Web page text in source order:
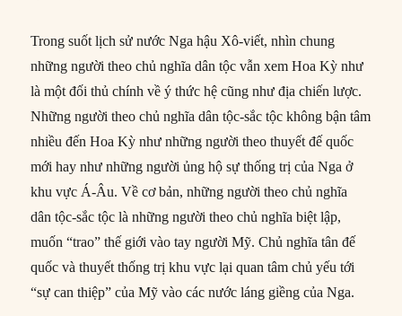
Trong suốt lịch sử nước Nga hậu Xô-viết, nhìn chung
những người theo chủ nghĩa dân tộc vẫn xem Hoa Kỳ như
là một đối thủ chính về ý thức hệ cũng như địa chiến lược.
Những người theo chủ nghĩa dân tộc-sắc tộc không bận tâm
nhiều đến Hoa Kỳ như những người theo thuyết đế quốc
mới hay như những người ủng hộ sự thống trị của Nga ở
khu vực Á-Âu. Về cơ bản, những người theo chủ nghĩa
dân tộc-sắc tộc là những người theo chủ nghĩa biệt lập,
muốn “trao” thế giới vào tay người Mỹ. Chủ nghĩa tân đế
quốc và thuyết thống trị khu vực lại quan tâm chủ yếu tới
“sự can thiệp” của Mỹ vào các nước láng giềng của Nga.